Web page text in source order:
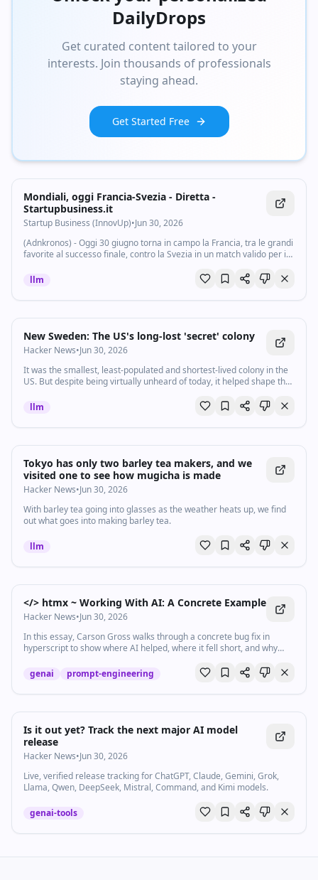
DailyDrops
Get curated content tailored to your
interests. Join thousands of professionals
staying ahead.
Get Started Free
Mondiali, oggi Francia-Svezia - Diretta -
Startupbusiness.it
Startup Business (InnovUp)•Jun 30, 2026
(Adnkronos) - Oggi 30 giugno torna in campo la Francia, tra le grandi
favorite al successo finale, contro la Svezia in un match valido per i
a...
llm
New Sweden: The US's long-lost 'secret' colony
Hacker News•Jun 30, 2026
It was the smallest, least-populated and shortest-lived colony in the
US. But despite being virtually unheard of today, it helped shape the
llm
Tokyo has only two barley tea makers, and we
visited one to see how mugicha is made
Hacker News•Jun 30, 2026
With barley tea going into glasses as the weather heats up, we find
out what goes into making barley tea.
llm
</> htmx ~ Working With AI: A Concrete Example
Hacker News•Jun 30, 2026
In this essay, Carson Gross walks through a concrete bug fix in
hyperscript to show where AI helped, where it fell short, and why
in check.
genai prompt-engineering
Is it out yet? Track the next major AI model
release
Hacker News•Jun 30, 2026
Live, verified release tracking for ChatGPT, Claude, Gemini, Grok,
Llama, Qwen, DeepSeek, Mistral, Command, and Kimi models.
genai-tools